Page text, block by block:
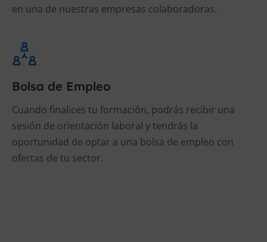
en una de nuestras empresas colaboradoras.
Bolsa de Empleo
Cuando finalices tu formación, podrás recibir una
sesión de orientación laboral y tendrás la
oportunidad de optar a una bolsa de empleo con
ofertas de tu sector.